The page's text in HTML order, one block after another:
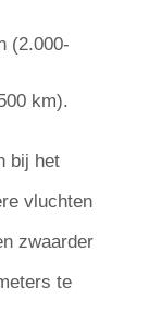
(2.000-
km).
bij het
vluchten
zwaarder
te